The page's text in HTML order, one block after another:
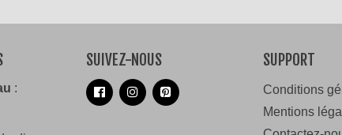
:
SUIVEZ-NOUS SUPPORT
Conditions
Mentions